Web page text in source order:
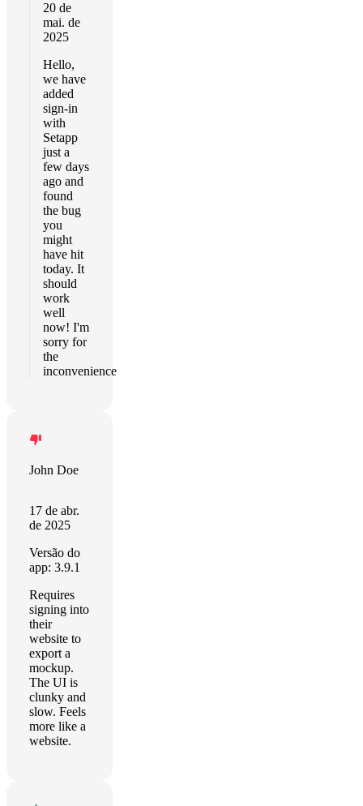
20 de
mai. de
2025
Hello,
we have
added
sign-in
with
Setapp
just a
few days
ago and
found
the bug
you
might
have hit
today. It
should
work
well
now! I'm
sorry for
the
inconvenience
John Doe
17 de abr.
de 2025
Versão do
app: 3.9.1
Requires
signing into
their
website to
export a
mockup.
The UI is
clunky and
slow. Feels
more like a
website.